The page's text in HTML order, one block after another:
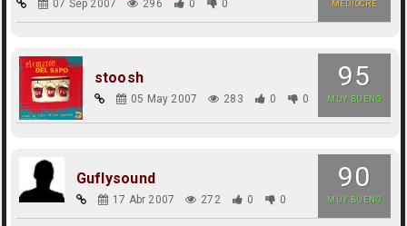
MEDIOCRE
07 Sep 2007 296 0 0
95
MUY BUENO
stoosh
05 May 2007 283 0 0
90
MUY BUENO
Guflysound
17 Abr 2007 272 0 0